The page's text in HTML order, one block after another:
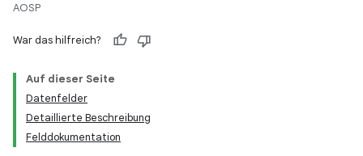
AOSP
War das hilfreich?
Auf dieser Seite
Datenfelder
Detaillierte Beschreibung
Felddokumentation